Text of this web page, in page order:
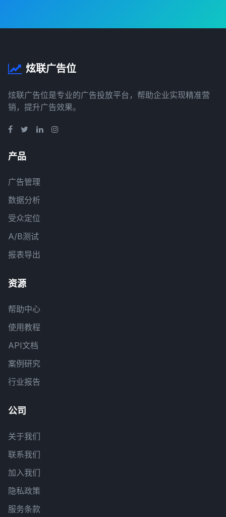
炫联广告位
炫联广告位是专业的广告投放平台，帮助企业实现精准营
销，提升广告效果。
产品
广告管理
数据分析
受众定位
A/B测试
报表导出
资源
帮助中心
使用教程
API文档
案例研究
行业报告
公司
关于我们
联系我们
加入我们
隐私政策
服务条款